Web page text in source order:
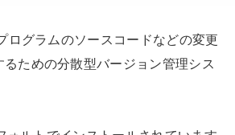
ログラムのソースコードなどの変更
るための分散型バージョン管理シス